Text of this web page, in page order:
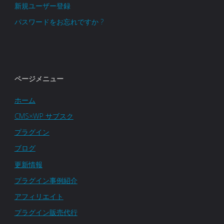
新規ユーザー登録
パスワードをお忘れですか ?
ページメニュー
ホーム
CMS×WP サブスク
プラグイン
ブログ
更新情報
プラグイン事例紹介
アフィリエイト
プラグイン販売代行